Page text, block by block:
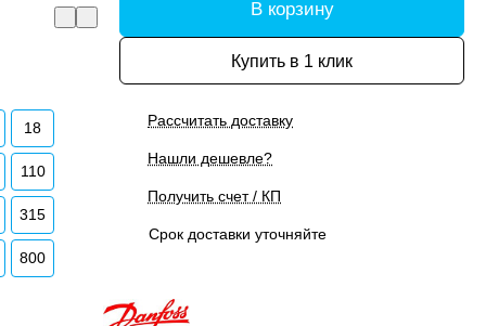
18
110
315
800
В корзину
Купить в 1 клик
Рассчитать доставку
Нашли дешевле?
Получить счет / КП
Срок доставки уточняйте